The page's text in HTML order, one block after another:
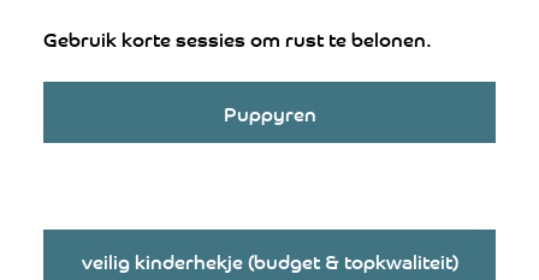
Gebruik korte sessies om rust te belonen.
Puppyren
veilig kinderhekje (budget & topkwaliteit)